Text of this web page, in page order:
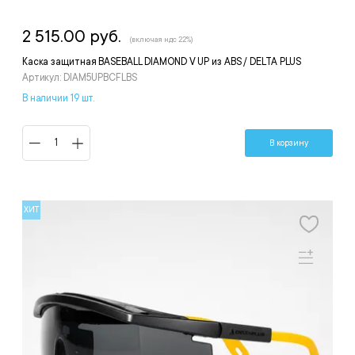
Каска защитная BASEBALL DIAMOND V UP из ABS / DELTA PLUS
Артикул: DIAM5UPBCFLBS
2 515.00 руб. (включая ндс 22%)
В наличии 19 шт.
В корзину
ХИТ